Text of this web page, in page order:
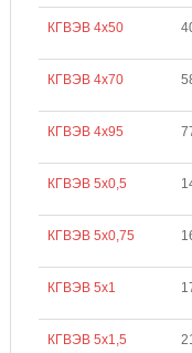
КГВЭВ 4х50
КГВЭВ 4х70
КГВЭВ 4х95
КГВЭВ 5х0,5
КГВЭВ 5х0,75
КГВЭВ 5х1
КГВЭВ 5х1,5